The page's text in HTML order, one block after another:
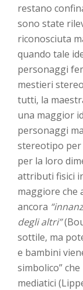
restano
sono state
riconosciuta
quando tale
personaggi
mestieri
tutti, la
una maggior
personaggi
stereotipo per
per la loro
attributi fisici
maggiore che
ancora
degli altri”
sottile, ma
e bambini
simbolico”
mediatici